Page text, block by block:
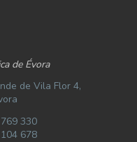
de Évora
de Vila Flor 4,
330
678